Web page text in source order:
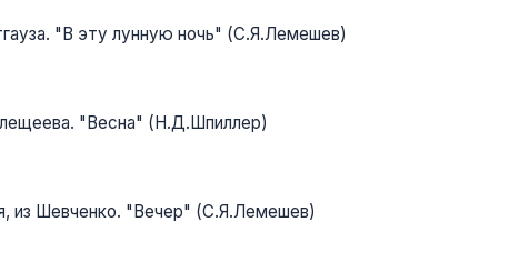
"В эту лунную ночь" (С.Я.Лемешев)
"Весна" (Н.Д.Шпиллер)
из Шевченко. "Вечер" (С.Я.Лемешев)